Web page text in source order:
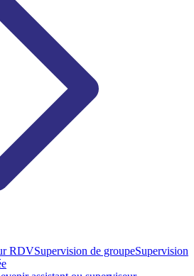
RDVSupervision de groupeSupervision